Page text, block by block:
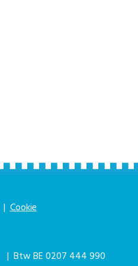
|Cookie
| Btw BE 0207 444 990